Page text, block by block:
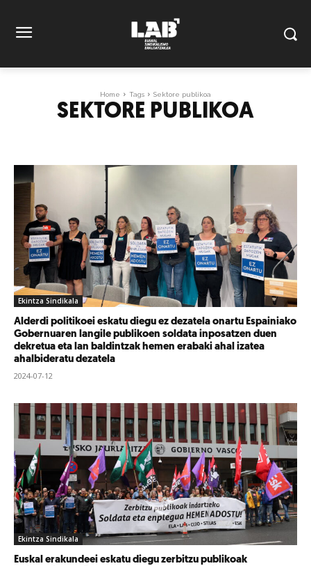
Home Tags Sektore publikoa
SEKTORE PUBLIKOA
Ekintza Sindikala
Alderdi politikoei eskatu diegu ez dezatela onartu Espainiako
Gobernuaren langile publikoen soldata inposatzen duen
dekretua eta lan baldintzak hemen erabaki ahal izatea
ahalbideratu dezatela
2024-07-12
Ekintza Sindikala
Euskal erakundeei eskatu diegu zerbitzu publikoak